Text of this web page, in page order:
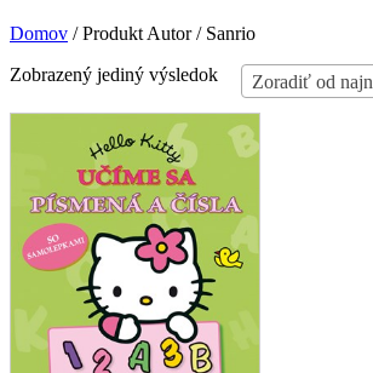
Domov /Produkt Autor/Sanrio
Zoradiť od
Zobrazený jediný výsledok